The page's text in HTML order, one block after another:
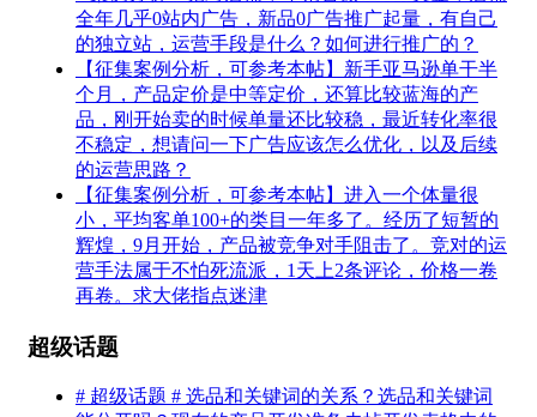
全年几乎0站内广告，新品0广告推广起量，有自己
的独立站，运营手段是什么？如何进行推广的？
【征集案例分析，可参考本帖】新手亚马逊单干半
个月，产品定价是中等定价，还算比较蓝海的产
品，刚开始卖的时候单量还比较稳，最近转化率很
不稳定，想请问一下广告应该怎么优化，以及后续
的运营思路？
【征集案例分析，可参考本帖】进入一个体量很
小，平均客单100+的类目一年多了。经历了短暂的
辉煌，9月开始，产品被竞争对手阻击了。竞对的运
营手法属于不怕死流派，1天上2条评论，价格一卷
再卷。求大佬指点迷津
超级话题
# 超级话题 # 选品和关键词的关系？选品和关键词